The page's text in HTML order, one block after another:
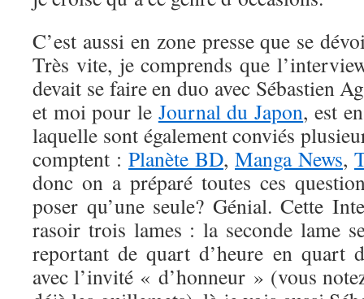
C’est aussi en zone presse que se
Très vite, je comprends que
devait se faire en duo avec Sébastien
et moi pour le Journal du Japon, est
laquelle sont également conviés
comptent : Planète BD, Manga News,
donc on a préparé toutes ces
poser qu’une seule? Génial. Cette
rasoir trois lames : la seconde lame
reportant de quart d’heure en quart
avec l’invité « d’honneur » (vous